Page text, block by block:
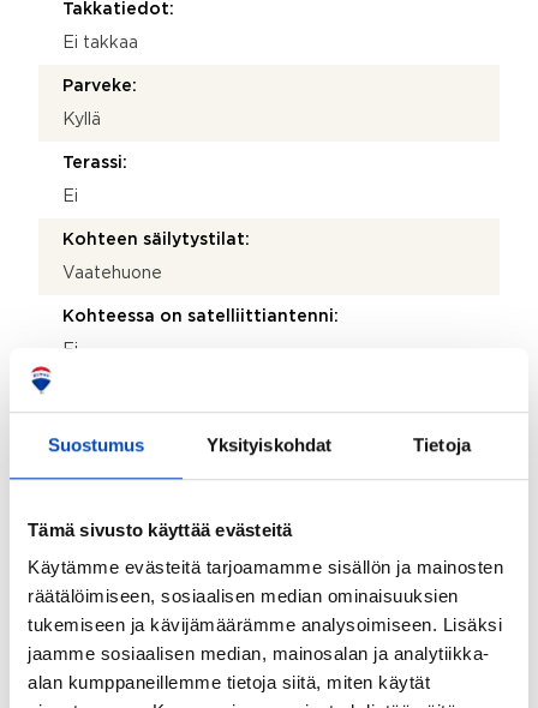
Suostumus Yksityiskohdat Tietoja
Tämä sivusto käyttää evästeitä
Käytämme evästeitä tarjoamamme sisällön ja mainosten
räätälöimiseen, sosiaalisen median ominaisuuksien
tukemiseen ja kävijämäärämme analysoimiseen. Lisäksi
jaamme sosiaalisen median, mainosalan ja analytiikka-
alan kumppaneillemme tietoja siitä, miten käytät
Takkatiedot:
Ei takkaa
Parveke:
Kyllä
Terassi:
Ei
Kohteen säilytystilat:
Vaatehuone
Kohteessa on satelliittiantenni:
Ei
Taloyhtiö
Taloyhtiön nimi:
Asunto OY Arolan-Salpa